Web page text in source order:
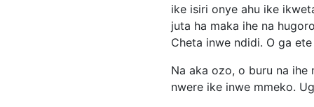
ike isiri onye ahu ike
juta ha maka ihe na
Cheta inwe ndidi. O ga
Na aka ozo, o buru na ihe
nwere ike inwe mmeko.